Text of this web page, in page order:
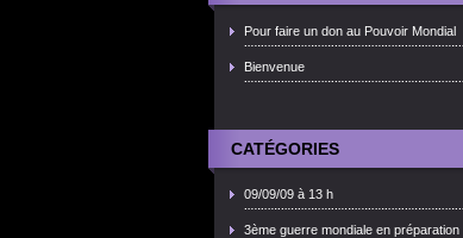
Pour faire un don au Pouvoir Mondial
Bienvenue
CATÉGORIES
09/09/09 à 13 h
3ème guerre mondiale en préparation